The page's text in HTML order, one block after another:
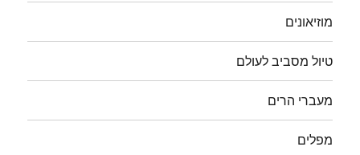
מוזיאונים
טיול מסביב לעולם
מעברי הרים
מפלים